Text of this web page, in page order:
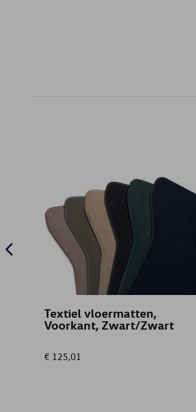
Textiel vloermatten,
Voorkant, Zwart/Zwart
€ 125,01